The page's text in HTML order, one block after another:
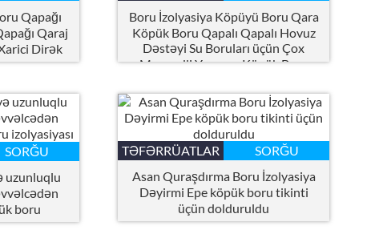
Qapağı
Qaraj
Dirək
və
Boru İzolyasiya Köpüyü Boru Qara
Köpük Boru Qapalı Qapalı Hovuz
Dəstəyi Su Boruları üçün Çox
Məqsədli Yumşaq Köpük Boru
SORĞU
uzunluqlu
boru
TƏFƏRRÜATLAR
SORĞU
Asan Quraşdırma Boru İzolyasiya
Dəyirmi Epe köpük boru tikinti
üçün dolduruldu